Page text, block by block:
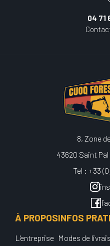
04 71
8, Zone
43620 Saint
Tel : +33
À PROPOS
L'entreprise
INFOS
Modes de